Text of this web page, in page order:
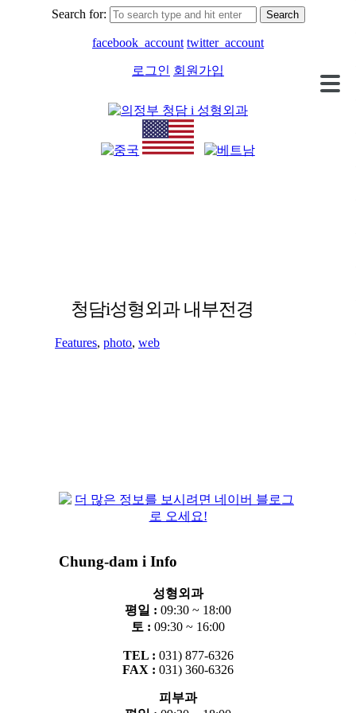
Search for:
facebook_account twitter_account
로그인 회원가입
청담i성형외과 내부전경
Features, photo, web
Chung-dam i Info
성형외과
평일 : 09:30 ~ 18:00
토 : 09:30 ~ 16:00
TEL : 031) 877-6326
FAX : 031) 360-6326
피부과